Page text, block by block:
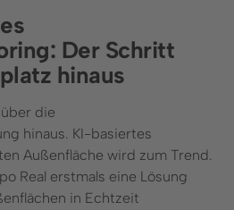
Der Schritt
hinaus
die
hinaus. KI-basiertes
Außenfläche wird zum Trend.
Real erstmals eine Lösung
in Echtzeit